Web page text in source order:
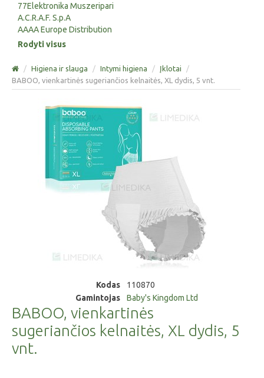
77Elektronika Muszeripari
A.C.R.A.F. S.p.A
AAAA Europe Distribution
Rodyti visus
/ Higiena ir slauga / Intymi higiena / Įklotai
/
BABOO, vienkartinės sugeriančios kelnaitės, XL dydis, 5 vnt.
Kodas
110870
Gamintojas
Baby's Kingdom Ltd
BABOO, vienkartinės
sugeriančios kelnaitės, XL dydis, 5
vnt.